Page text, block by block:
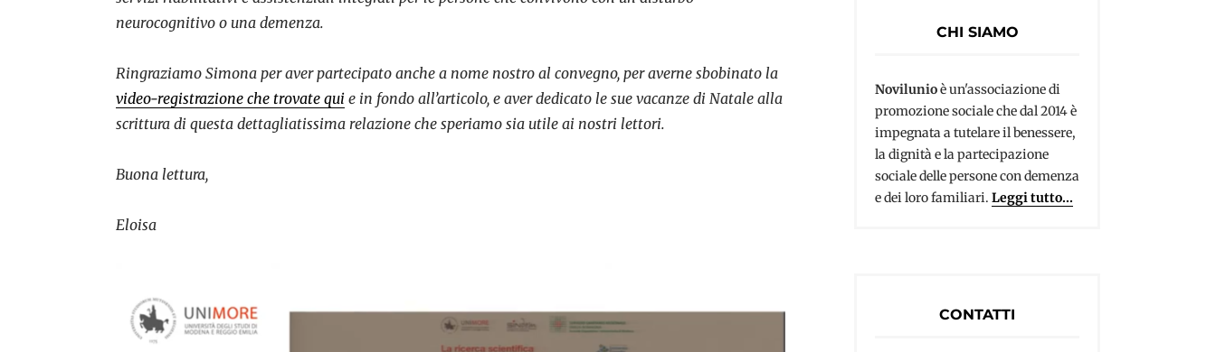
neurocognitivo o una demenza.
Ringraziamo Simona per aver partecipato anche a nome nostro al convegno, per averne sbobinato la
video-registrazione che trovate qui e in fondo all’articolo, e aver dedicato le sue vacanze di Natale alla
scrittura di questa dettagliatissima relazione che speriamo sia utile ai nostri lettori.
Buona lettura,
Eloisa
CHI SIAMO
Novilunioè un'associazione di
promozione sociale che dal 2014 è
impegnata a tutelare il benessere,
la dignità e la partecipazione
sociale delle persone con demenza
e dei loro familiari. Leggi tutto...
CONTATTI